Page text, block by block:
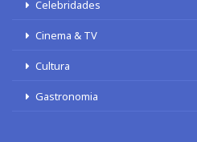
Celebridades
Cinema & TV
Cultura
Gastronomia